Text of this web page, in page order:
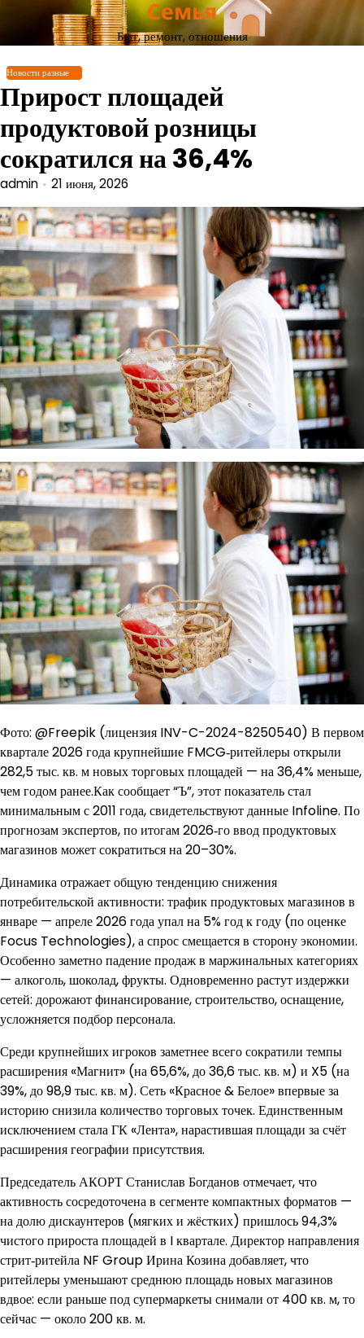
Перейти
содержимому
Семья
Быт, ремонт, отношения
Новости разные
Прирост площадей
продуктовой розницы
сократился на 36,4%
admin 21 июня, 2026
Фото: @Freepik (лицензия INV-C-2024-8250540) В первом
квартале 2026 года крупнейшие FMCG‑ритейлеры открыли
282,5 тыс. кв. м новых торговых площадей — на 36,4% меньше,
чем годом ранее.Как сообщает “Ъ”, этот показатель стал
минимальным с 2011 года, свидетельствуют данные Infoline. По
прогнозам экспертов, по итогам 2026‑го ввод продуктовых
магазинов может сократиться на 20–30%.
Динамика отражает общую тенденцию снижения
потребительской активности: трафик продуктовых магазинов в
январе — апреле 2026 года упал на 5% год к году (по оценке
Focus Technologies), а спрос смещается в сторону экономии.
Особенно заметно падение продаж в маржинальных категориях
— алкоголь, шоколад, фрукты. Одновременно растут издержки
сетей: дорожают финансирование, строительство, оснащение,
усложняется подбор персонала.
Среди крупнейших игроков заметнее всего сократили темпы
расширения «Магнит» (на 65,6%, до 36,6 тыс. кв. м) и X5 (на
39%, до 98,9 тыс. кв. м). Сеть «Красное & Белое» впервые за
историю снизила количество торговых точек. Единственным
исключением стала ГК «Лента», нарастившая площади за счёт
расширения географии присутствия.
Председатель АКОРТ Станислав Богданов отмечает, что
активность сосредоточена в сегменте компактных форматов —
на долю дискаунтеров (мягких и жёстких) пришлось 94,3%
чистого прироста площадей в I квартале. Директор направления
стрит‑ритейла NF Group Ирина Козина добавляет, что
ритейлеры уменьшают среднюю площадь новых магазинов
вдвое: если раньше под супермаркеты снимали от 400 кв. м, то
сейчас — около 200 кв. м.